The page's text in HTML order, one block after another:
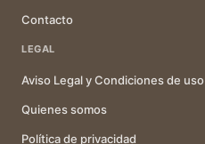
Contacto
LEGAL
Aviso Legal y Condiciones de uso
Quienes somos
Política de privacidad